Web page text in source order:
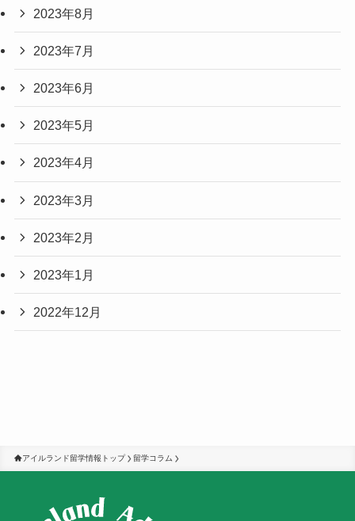
2023年8月
2023年7月
2023年6月
2023年5月
2023年4月
2023年3月
2023年2月
2023年1月
2022年12月
アイルランド留学情報トップ 留学コラム